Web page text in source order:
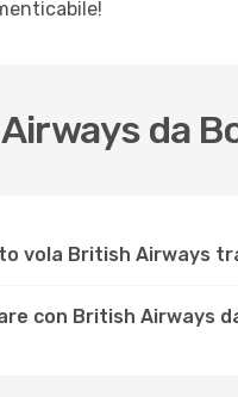
da
vola British Airways
con British Airways